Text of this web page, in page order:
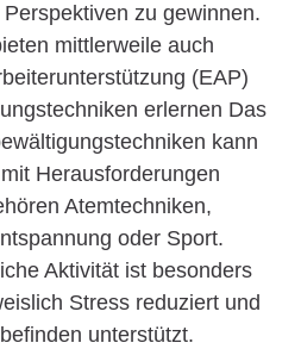
zu gewinnen.
mittlerweile auch
(EAP)
erlernen Das
kann
Herausforderungen
Atemtechniken,
oder Sport.
Aktivität ist besonders
Stress reduziert und
unterstützt.